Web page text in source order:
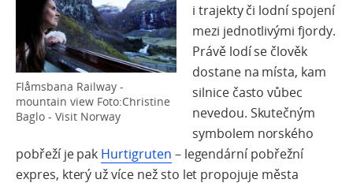
Flåmsbana Railway -
mountain view Foto:Christine
Baglo - Visit Norway
i trajekty či lodní spojení
mezi jednotlivými fjordy.
Právě lodí se člověk
dostane na místa, kam
silnice často vůbec
nevedou. Skutečným
symbolem norského
pobřeží je pak Hurtigruten – legendární pobřežní
expres, který už více než sto let propojuje města